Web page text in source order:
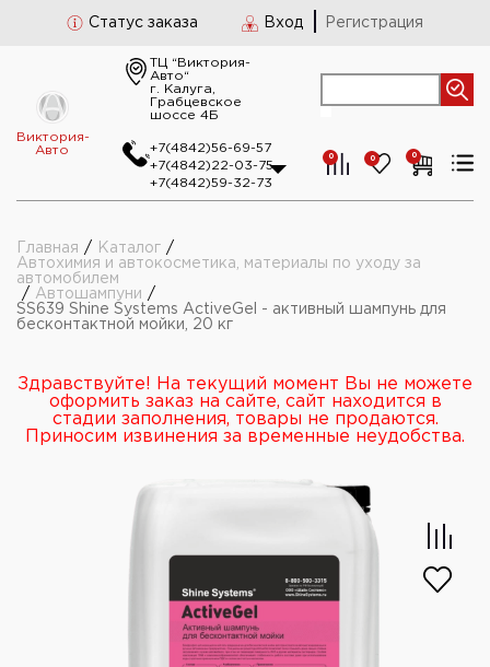
Статус заказа Вход Регистрация
Виктория-
Авто
ТЦ “Виктория-
Авто“
г. Калуга,
Грабцевское
шоссе 4Б
+7(4842)56-69-57
+7(4842)22-03-75
+7(4842)59-32-73
0 0 0
Главная / Каталог /
Автохимия и автокосметика, материалы по уходу за
автомобилем
/ Автошампуни /
SS639 Shine Systems ActiveGel - активный шампунь для
бесконтактной мойки, 20 кг
Здравствуйте! На текущий момент Вы не можете
оформить заказ на сайте, сайт находится в
стадии заполнения, товары не продаются.
Приносим извинения за временные неудобства.